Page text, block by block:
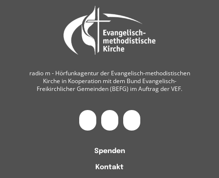
radio m ‐ Hörfunkagentur der Evangelisch-methodistischen
Kirche in Kooperation mit dem Bund Evangelisch-
Freikirchlicher Gemeinden (BEFG) im Auftrag der VEF.
Spenden
Kontakt